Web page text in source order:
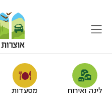
לינה ואירוח מסעדות